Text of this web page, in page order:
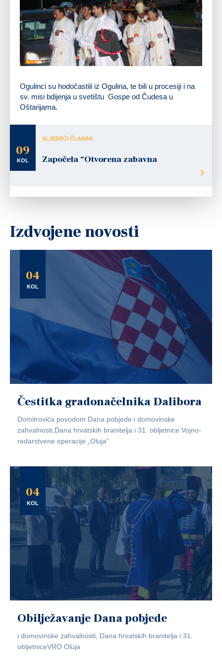
Ogulinci su hodočastili iz Ogulina, te bili u procesiji i na
sv. misi bdijenja u svetištu Gospe od Čudesa u
Oštarijama.
09
KOL
SLJEDEĆI ČLANAK
Započela “Otvorena zabavna
Izdvojene novosti
04
KOL
Čestitka gradonačelnika Dalibora
Domitrovića povodom Dana pobjede i domovinske
zahvalnosti,Dana hrvatskih branitelja i 31. obljetnice Vojno-
redarstvene operacije „Oluja“
04
KOL
Obilježavanje Dana pobjede
i domovinske zahvalnosti, Dana hrvatskih branitelja i 31.
obljetniceVRO Oluja